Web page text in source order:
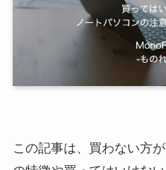
この記事は、買わない方